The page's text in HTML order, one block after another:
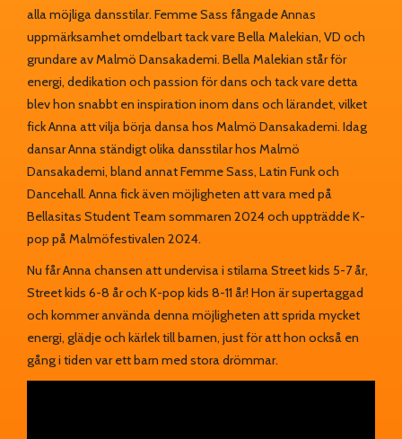
alla möjliga dansstilar. Femme Sass fångade Annas
uppmärksamhet omdelbart tack vare Bella Malekian, VD och
grundare av Malmö Dansakademi. Bella Malekian står för
energi, dedikation och passion för dans och tack vare detta
blev hon snabbt en inspiration inom dans och lärandet, vilket
fick Anna att vilja börja dansa hos Malmö Dansakademi. Idag
dansar Anna ständigt olika dansstilar hos Malmö
Dansakademi, bland annat Femme Sass, Latin Funk och
Dancehall. Anna fick även möjligheten att vara med på
Bellasitas Student Team sommaren 2024 och uppträdde K-
pop på Malmöfestivalen 2024.
Nu får Anna chansen att undervisa i stilarna Street kids 5-7 år,
Street kids 6-8 år och K-pop kids 8-11 år! Hon är supertaggad
och kommer använda denna möjligheten att sprida mycket
energi, glädje och kärlek till barnen, just för att hon också en
gång i tiden var ett barn med stora drömmar.